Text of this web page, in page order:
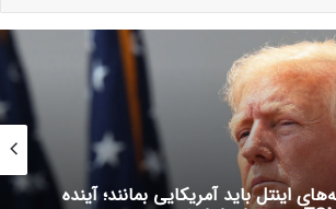
اینتل باید آمریکایی بمانند؛ آینده